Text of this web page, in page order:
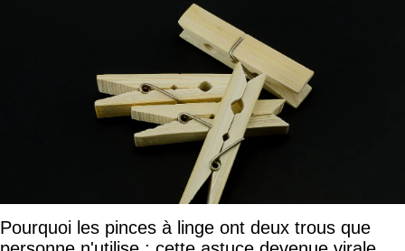
Pourquoi les pinces à linge ont deux trous que